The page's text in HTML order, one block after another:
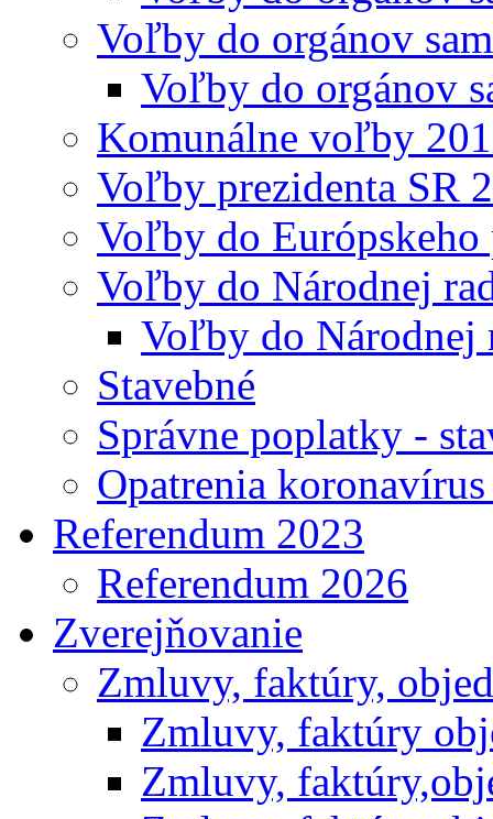
Voľby do orgánov
Voľby do orgánov
Komunálne voľby
Voľby prezidenta SR
Voľby do Európskeho
Voľby do Národnej
Voľby do Národnej
Stavebné
Správne poplatky -
Opatrenia
Referendum 2023
Referendum 2026
Zverejňovanie
Zmluvy, faktúry,
Zmluvy, faktúry
Zmluvy,